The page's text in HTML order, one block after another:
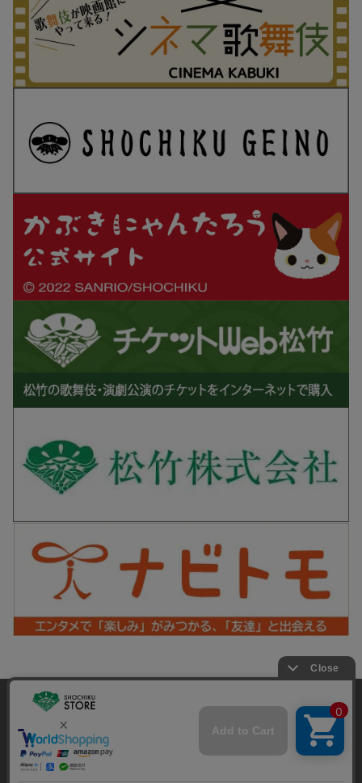
Copyright©SHOCHIKU Co.,Ltd. All Rights Reserved.
当サイトでは利用体験の向上およびコンテンツの最適な提供、ト
ラフィックの分析を目的としてCookieを使用しています。
サイトの閲覧を継続された場合、Cookieの利用に同意したことも
のといたします。
詳細については